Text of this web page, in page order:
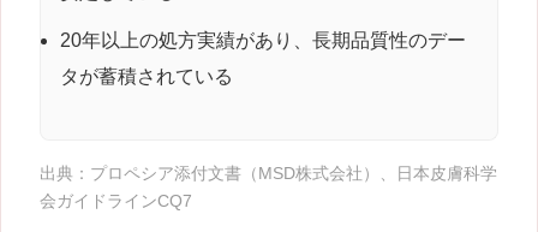
20年以上の処方実績があり、長期品質性のデー
タが蓄積されている
出典：プロペシア添付文書（MSD株式会社）、日本皮膚科学
会ガイドラインCQ7